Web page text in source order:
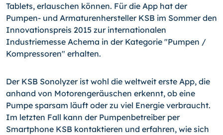
Tablets, erlauschen können. Für die App hat der
Pumpen- und Armaturenhersteller KSB im Sommer den
Innovationspreis 2015 zur internationalen
Industriemesse Achema in der Kategorie "Pumpen /
Kompressoren" erhalten.
Der KSB Sonolyzer ist wohl die weltweit erste App, die
anhand von Motorengeräuschen erkennt, ob eine
Pumpe sparsam läuft oder zu viel Energie verbraucht.
Im letzten Fall kann der Pum­penbetreiber per
Smartphone KSB kontaktieren und erfahren, wie sich